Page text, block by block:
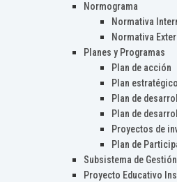
Normograma
Normativa
Normativa
Planes y Programas
Plan de acción
Plan
Plan de
Plan de
Proyectos de
Plan de
Subsistema de
Proyecto Educativo